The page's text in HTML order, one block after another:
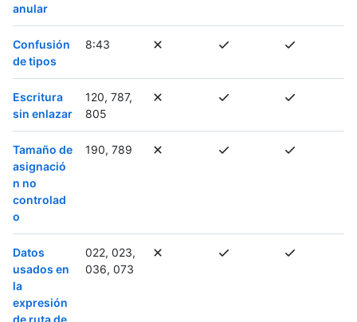
anular
Confusión
de tipos
8:43
Escritura
sin enlazar
120, 787,
805
Tamaño de
asignació
n no
controlad
o
190, 789
Datos
usados en
la
expresión
022, 023,
036, 073